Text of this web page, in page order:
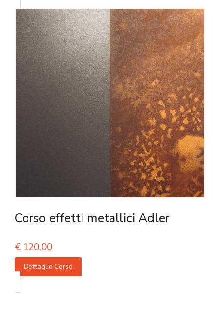
Corso effetti metallici Adler
€ 120,00
Dettaglio Corso